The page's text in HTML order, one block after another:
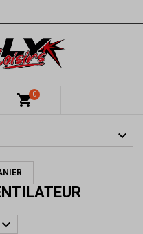
shopping_cart0
